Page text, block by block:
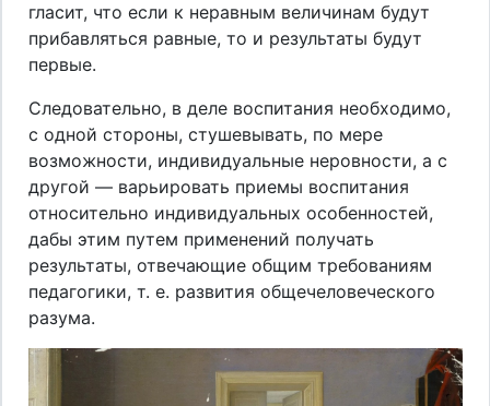
гласит, что если к неравным величинам будут
прибавляться равные, то и результаты будут
первые.
Следовательно, в деле воспитания необходимо,
с одной стороны, стушевывать, по мере
возможности, индивидуальные неровности, а с
другой — варьировать приемы воспитания
относительно индивидуальных особенностей,
дабы этим путем применений получать
результаты, отвечающие общим требованиям
педагогики, т. е. развития общечеловеческого
разума.